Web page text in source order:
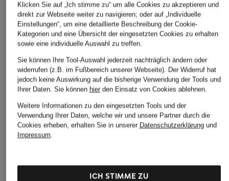
Klicken Sie auf „Ich stimme zu“ um alle Cookies zu akzeptieren und
direkt zur Webseite weiter zu navigieren; oder auf „Individuelle
Einstellungen“, um eine detaillierte Beschreibung der Cookie-
Kategorien und eine Übersicht der eingesetzten Cookies zu erhalten
sowie eine individuelle Auswahl zu treffen.
Sie können Ihre Tool-Auswahl jederzeit nachträglich ändern oder
widerrufen (z.B. im Fußbereich unserer Webseite). Der Widerruf hat
jedoch keine Auswirkung auf die bisherige Verwendung der Tools und
Ihrer Daten. Sie können hierden Einsatz von Cookies ablehnen.
Weitere Informationen zu den eingesetzten Tools und der
Verwendung Ihrer Daten, welche wir und unsere Partner durch die
Cookies erheben, erhalten Sie in unserer Datenschutzerklärungund
Impressum.
ICH STIMME ZU